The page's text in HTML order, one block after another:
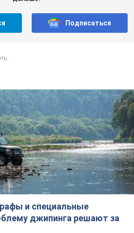
Подписаться
и специальные
джипинга решают за